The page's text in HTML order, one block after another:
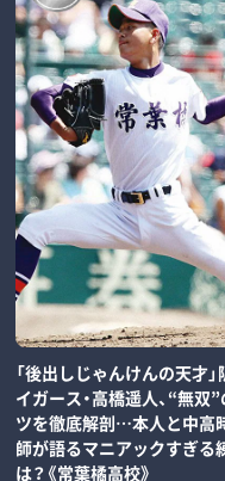
「後出しじゃんけんの天才
イガース・高橋遥人、“無双
ツを徹底解剖…本人と中高
師が語るマニアックすぎる
は？《常葉橘高校》